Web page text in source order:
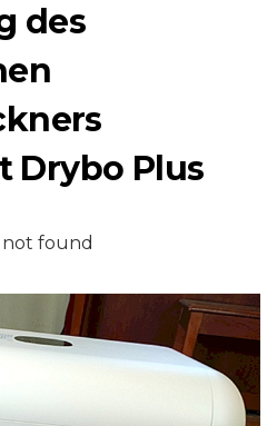
des
Drybo Plus
found